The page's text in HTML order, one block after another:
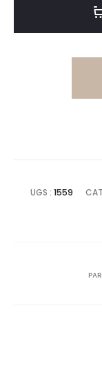
UGS : 1559